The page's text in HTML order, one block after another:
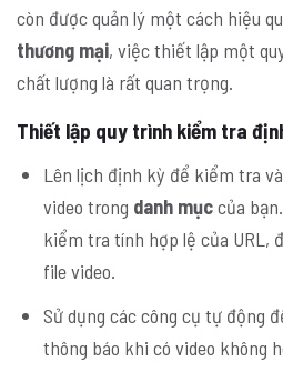
còn được quản lý một cách hiệu
thương mại, việc thiết lập một
chất lượng là rất quan trọng.
Thiết lập quy trình kiểm tra
Lên lịch định kỳ để kiểm tra
video trong danh mụccủa
kiểm tra tính hợp lệ của URL,
file video.
Sử dụng các công cụ tự động
thông báo khi có video không